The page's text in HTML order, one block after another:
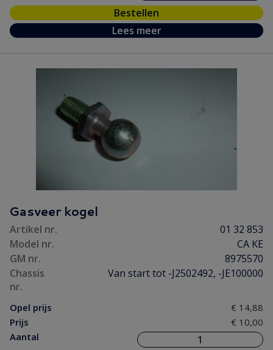
Bestellen
Lees meer
Gasveer kogel
Artikel nr.
01 32 853
Model nr.
CA KE
GM nr.
8975570
Chassis
nr.
Van start tot -J2502492, -JE100000
Opel prijs
€ 14,88
Prijs
€ 10,00
Aantal